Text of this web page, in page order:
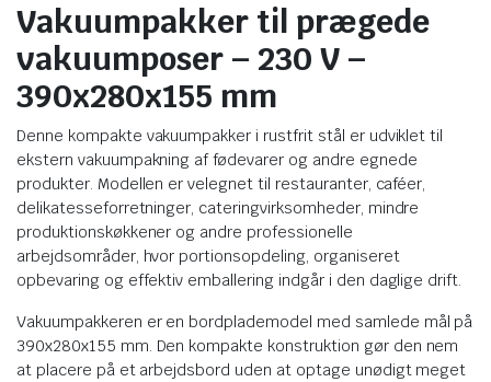
Vakuumpakker til prægede
vakuumposer – 230 V –
390x280x155 mm
Denne kompakte vakuumpakker i rustfrit stål er udviklet til
ekstern vakuumpakning af fødevarer og andre egnede
produkter. Modellen er velegnet til restauranter, caféer,
delikatesseforretninger, cateringvirksomheder, mindre
produktionskøkkener og andre professionelle
arbejdsområder, hvor portionsopdeling, organiseret
opbevaring og effektiv emballering indgår i den daglige drift.
Vakuumpakkeren er en bordplademodel med samlede mål på
390x280x155 mm. Den kompakte konstruktion gør den nem
at placere på et arbejdsbord uden at optage unødigt meget